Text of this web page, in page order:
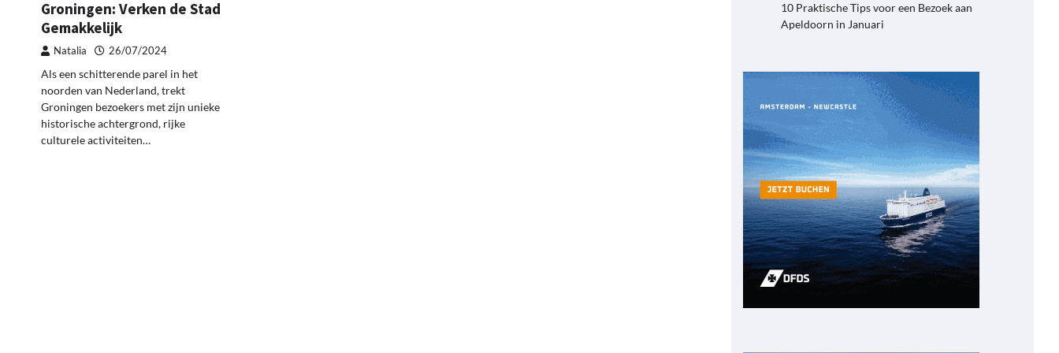
Groningen: Verken de Stad
Gemakkelijk
Natalia 26/07/2024
Als een schitterende parel in het
noorden van Nederland, trekt
Groningen bezoekers met zijn unieke
historische achtergrond, rijke
culturele activiteiten…
10 Praktische Tips voor een Bezoek aan
Apeldoorn in Januari